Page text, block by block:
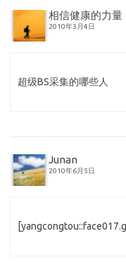
相信健康的力量
2010年3月4日
超级BS采集的哪些人
Junan
2010年6月5日